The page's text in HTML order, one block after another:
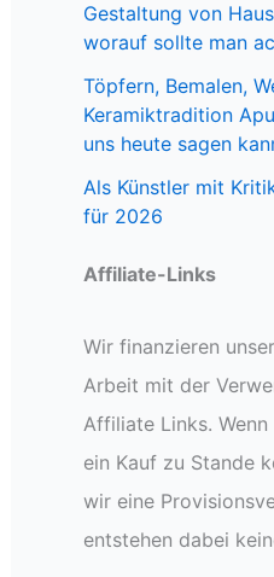
Gestaltung von
worauf sollte man
Töpfern, Bemalen,
Keramiktradition
uns heute sagen
Als Künstler mit
für 2026
Affiliate-Links
Wir finanzieren
Arbeit mit der
Affiliate Links.
ein Kauf zu Stande
wir eine
entstehen dabei